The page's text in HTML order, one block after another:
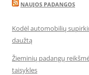
NAUJOS PADANGOS
Kodėl automobilių
daužtą
Žieminių padangų
taisykles